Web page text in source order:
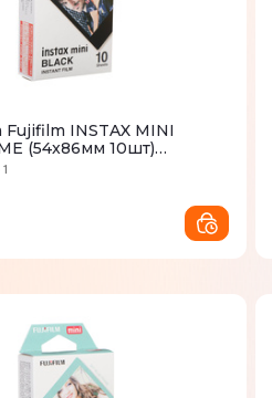
Fujifilm INSTAX MINI
(54х86мм 10шт)
1